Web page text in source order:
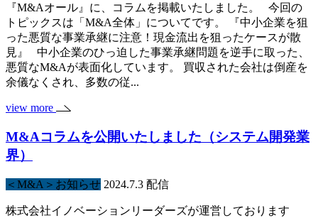
『M&Aオール』に、コラムを掲載いたしました。 今回の
トピックスは「M&A全体」についてです。 『中小企業を狙
った悪質な事業承継に注意！現金流出を狙ったケースが散
見』 中小企業のひっ迫した事業承継問題を逆手に取った、
悪質なM&Aが表面化しています。 買収された会社は倒産を
余儀なくされ、多数の従...
view more
M&Aコラムを公開いたしました（システム開発業
界）
＜M&A＞お知らせ 2024.7.3 配信
株式会社イノベーションリーダーズが運営しております